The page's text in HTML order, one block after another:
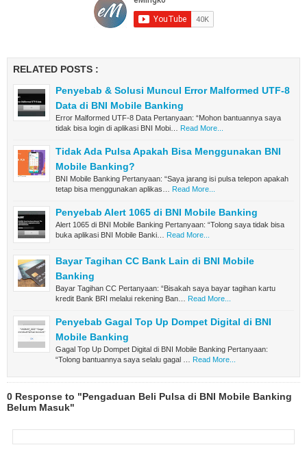
RELATED POSTS :
Penyebab & Solusi Muncul Error Malformed UTF-8
Data di BNI Mobile Banking
Error Malformed UTF-8 Data Pertanyaan: “Mohon bantuannya saya
tidak bisa login di aplikasi BNI Mobi…
Read More...
Tidak Ada Pulsa Apakah Bisa Menggunakan BNI
Mobile Banking?
BNI Mobile Banking Pertanyaan: “Saya jarang isi pulsa telepon apakah
tetap bisa menggunakan aplikas…
Read More...
Penyebab Alert 1065 di BNI Mobile Banking
Alert 1065 di BNI Mobile Banking Pertanyaan: “Tolong saya tidak bisa
buka aplikasi BNI Mobile Banki…
Read More...
Bayar Tagihan CC Bank Lain di BNI Mobile
Banking
Bayar Tagihan CC Pertanyaan: “Bisakah saya bayar tagihan kartu
kredit Bank BRI melalui rekening Ban…
Read More...
Penyebab Gagal Top Up Dompet Digital di BNI
Mobile Banking
Gagal Top Up Dompet Digital di BNI Mobile Banking Pertanyaan:
“Tolong bantuannya saya selalu gagal …
Read More...
0 Response to "Pengaduan Beli Pulsa di BNI Mobile Banking
Belum Masuk"